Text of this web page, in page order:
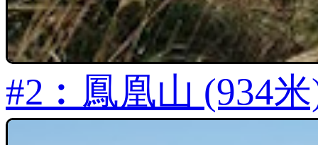
#2︰鳳凰山 (934